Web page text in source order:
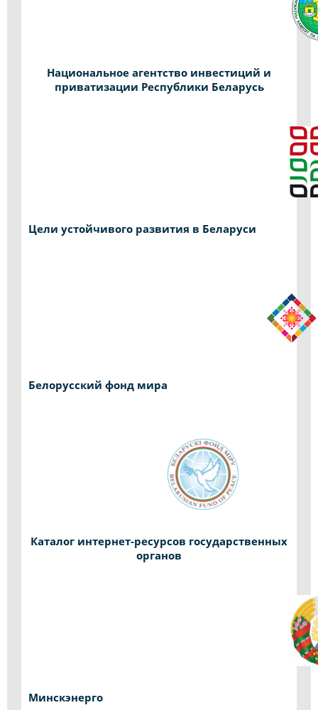
Национальное агентство инвестиций и
приватизации Республики Беларусь
Цели устойчивого развития в Беларуси
Белорусский фонд мира
Каталог интернет-ресурсов государственных
органов
Минскэнерго